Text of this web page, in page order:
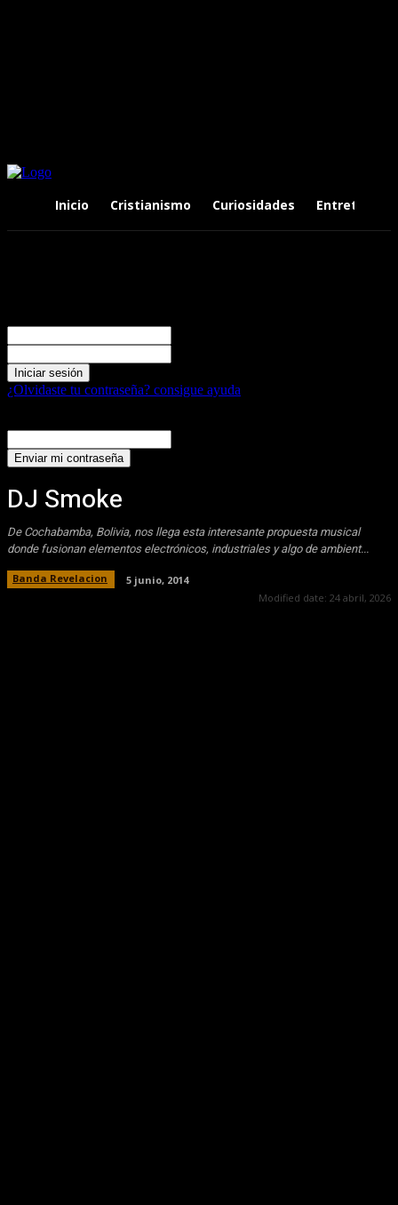
Inicio Cristianismo Curiosidades
¿Olvidaste tu contraseña? consigue ayuda
DJ Smoke
De Cochabamba, Bolivia, nos llega esta interesante propuesta musical
donde fusionan elementos electrónicos, industriales y algo de ambient...
Banda Revelacion
5 junio, 2014
Modified date: 24 abril, 2026